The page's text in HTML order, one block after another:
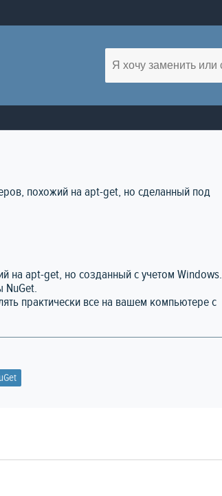
похожий на apt-get, но сделанный под
на apt-get, но созданный с учетом Windows.
NuGet.
практически все на вашем компьютере с